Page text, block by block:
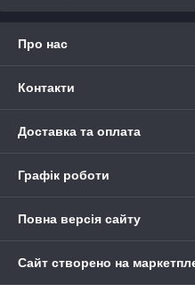
Про нас
Контакти
Доставка та оплата
Графік роботи
Повна версія сайту
Сайт створено на